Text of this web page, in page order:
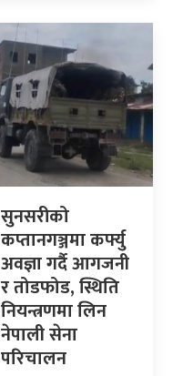
सुनसरीको
कप्तानगञ्जमा कर्फ्यु
अवज्ञा गर्दै आगजनी
र तोडफोड, स्थिति
नियन्त्रणमा लिन
नेपाली सेना
परिचालन